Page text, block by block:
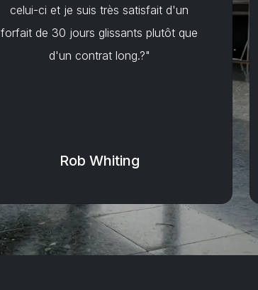
celui-ci et je suis très satisfait d'un
forfait de 30 jours glissants plutôt que
d'un contrat long.?"
Rob Whiting